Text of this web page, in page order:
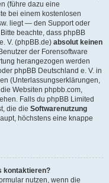
(führe dazu eine
bei einem kostenlosen
liegt — den Support oder
beachte, dass phpBB
V. (phpBB.de) absolut keinen
der Forensoftware
herangezogen werden
phpBB Deutschland e. V. in
(Unterlassungserklärungen,
Websiten phpbb.com,
Falls du phpBB Limited
die die Softwarenutzung
höchstens eine knappe
kontaktieren?
nutzen, wenn die